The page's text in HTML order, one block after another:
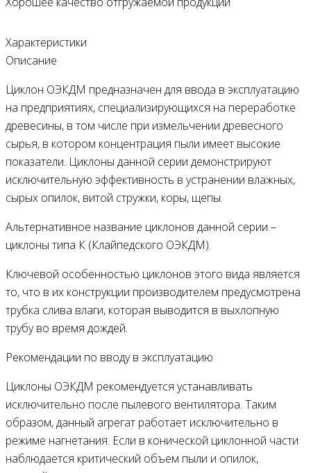
Характеристики
Описание
Циклон ОЭКДМ предназначен для ввода в эксплуатацию
на предприятиях, специализирующихся на переработке
древесины, в том числе при измельчении древесного
сырья, в котором концентрация пыли имеет высокие
показатели. Циклоны данной серии демонстрируют
исключительную эффективность в устранении влажных,
сырых опилок, витой стружки, коры, щепы.
Альтернативное название циклонов данной серии –
циклоны типа К (Клайпедского ОЭКДМ).
Ключевой особенностью циклонов этого вида является
то, что в их конструкции производителем предусмотрена
трубка слива влаги, которая выводится в выхлопную
трубу во время дождей.
Рекомендации по вводу в эксплуатацию
Циклоны ОЭКДМ рекомендуется устанавливать
исключительно после пылевого вентилятора. Таким
образом, данный агрегат работает исключительно в
режиме нагнетания. Если в конической циклонной части
наблюдается критический объем пыли и опилок,